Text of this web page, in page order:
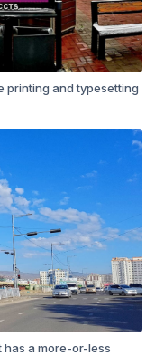
printing and typesetting
has a more-or-less